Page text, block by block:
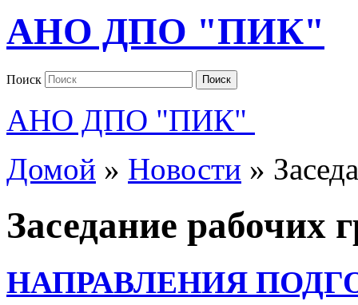
АНО ДПО "ПИК"
Поиск Поиск
АНО ДПО "ПИК"
Домой » Новости »
Заседание
НАПРАВЛЕНИЯ